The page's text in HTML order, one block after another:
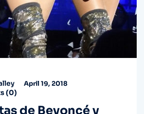
April 19, 2018
(0)
de Beyoncé y